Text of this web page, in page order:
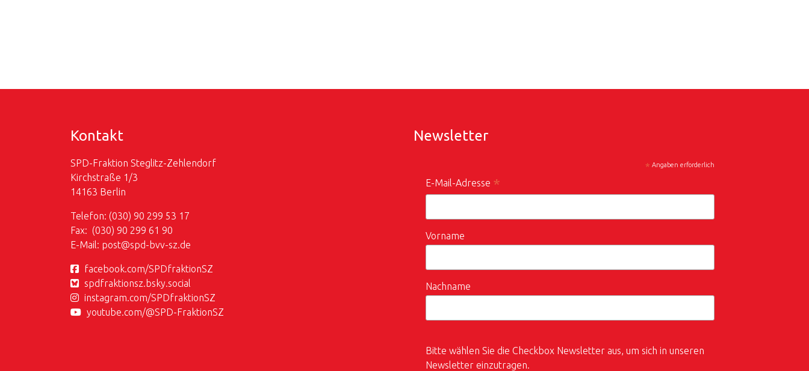
Kontakt
SPD-Fraktion Steglitz-Zehlendorf
Kirchstraße 1/3
14163 Berlin
Telefon: (030) 90 299 53 17
Fax: (030) 90 299 61 90
E-Mail: post@spd-bvv-sz.de
facebook.com/SPDfraktionSZ
spdfraktionsz.bsky.social
instagram.com/SPDfraktionSZ
youtube.com/@SPD-FraktionSZ
Newsletter
* Angaben erforderlich
E-Mail-Adresse *
Vorname
Nachname
Bitte wählen Sie die Checkbox Newsletter aus, um sich in unseren
Newsletter einzutragen.